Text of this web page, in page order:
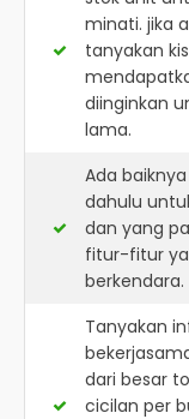
minati. jika
tanyakan
diinginkan
lama.
Ada
dahulu
dan yang
fitur-fitur
berkendara.
Tanyakan
dari besar
cicilan per